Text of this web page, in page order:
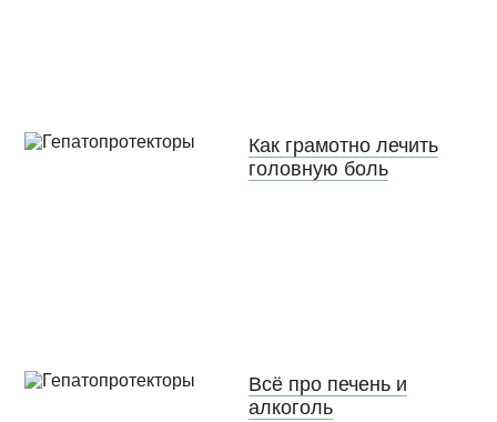
Как грамотно лечить
головную боль
Всё про печень и
алкоголь